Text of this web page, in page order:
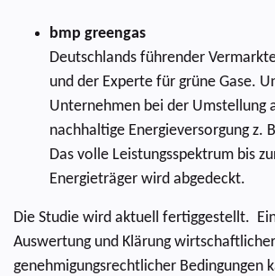
bmp greengas
Deutschlands führender
und der Experte für grüne Gase.
Unternehmen bei der Umstellung
nachhaltige Energieversorgung z.
Das volle Leistungsspektrum bis
Energieträger wird abgedeckt.
Die Studie wird aktuell fertiggestellt.
Auswertung und Klärung
genehmigungsrechtlicher Bedingungen